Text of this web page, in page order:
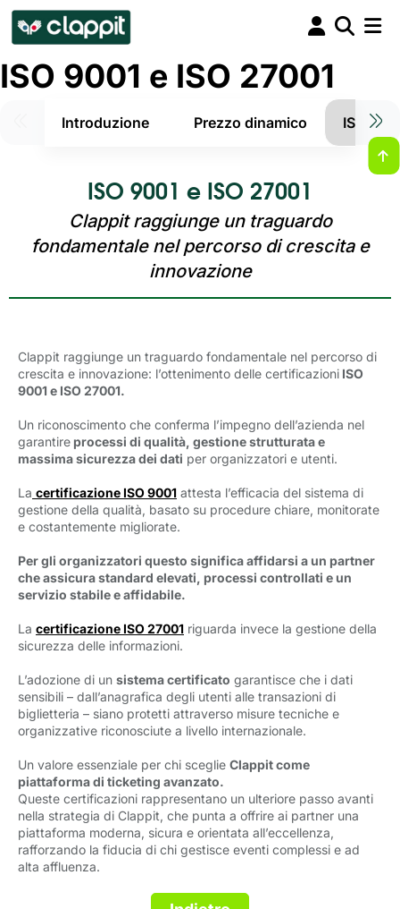
ISO 9001 e ISO 27001
Introduzione Prezzo dinamico ISO
ISO 9001 e ISO 27001
Clappit raggiunge un traguardo
fondamentale nel percorso di crescita e
innovazione
Clappit raggiunge un traguardo fondamentale nel percorso di
crescita e innovazione: l’ottenimento delle certificazioni ISO
9001 e ISO 27001.
Un riconoscimento che conferma l’impegno dell’azienda nel
garantire processi di qualità, gestione strutturata e
massima sicurezza dei dati per organizzatori e utenti.
La certificazione ISO 9001 attesta l’efficacia del sistema di
gestione della qualità, basato su procedure chiare, monitorate
e costantemente migliorate.
Per gli organizzatori questo significa affidarsi a un partner
che assicura standard elevati, processi controllati e un
servizio stabile e affidabile.
La certificazione ISO 27001 riguarda invece la gestione della
sicurezza delle informazioni.
L’adozione di un sistema certificato garantisce che i dati
sensibili – dall’anagrafica degli utenti alle transazioni di
biglietteria – siano protetti attraverso misure tecniche e
organizzative riconosciute a livello internazionale.
Un valore essenziale per chi sceglie Clappit come
piattaforma di ticketing avanzato.
Queste certificazioni rappresentano un ulteriore passo avanti
nella strategia di Clappit, che punta a offrire ai partner una
piattaforma moderna, sicura e orientata all’eccellenza,
rafforzando la fiducia di chi gestisce eventi complessi e ad
alta affluenza.